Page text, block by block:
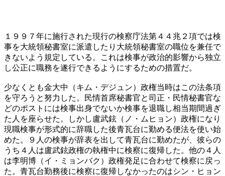
１９９７年に施行された現行の検察庁法第４４兆２項では検
事を大統領秘書室に派遣したり大統領秘書室の職位を兼任で
きないよう規定している。これは検事が政治的影響から独立
し公正に職務を遂行できるようにするための措置だ。
少なくとも金大中（キム・デジュン）政権当時はこの法条項
を守ろうと努力した。民情首席秘書官と司正・民情秘書官な
どのポストには検事出身でないか検事を退職し相当期間過ぎ
た人を座らせた。しかし盧武鉉（ノ・ムヒョン）政権になり
現職検事が形式的に辞職した後青瓦台に勤める便法を使い始
めた。９人の検事が辞表を出して青瓦台に勤めたが、彼らの
うち４人は盧武鉉政権の執権中に検察に復帰した。他の４人
は李明博（イ・ミョンバク）政権発足に合わせて検察に戻っ
た。青瓦台勤務後に検察に復帰しなかったのはシン・ヒョン